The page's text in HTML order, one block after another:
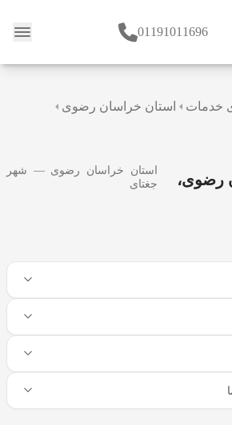
وبلاگ 01191011696
خدمات
استان خراسان رضوی
رضوی،
استان خراسان رضوی — شهر
جغتای